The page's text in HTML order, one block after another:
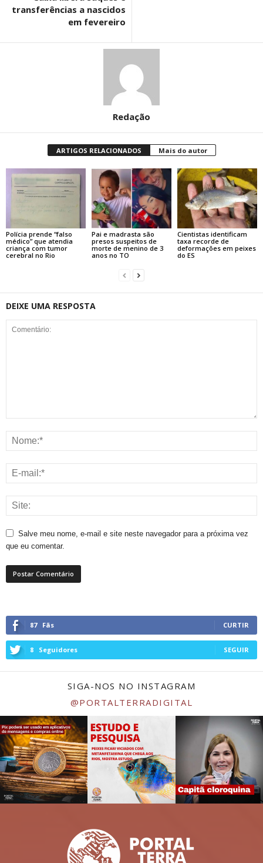
transferências a nascidos
em fevereiro
Redação
ARTIGOS RELACIONADOS Mais do autor
Polícia prende “falso
médico” que atendia
criança com tumor
cerebral no Rio
Pai e madrasta são
presos suspeitos de
morte de menino de 3
anos no TO
Cientistas identificam
taxa recorde de
deformações em peixes
do ES
DEIXE UMA RESPOSTA
Salve meu nome, e-mail e site neste navegador para a próxima vez
que eu comentar.
87 Fãs CURTIR
8 Seguidores SEGUIR
SIGA-NOS NO INSTAGRAM
@PORTALTERRADIGITAL